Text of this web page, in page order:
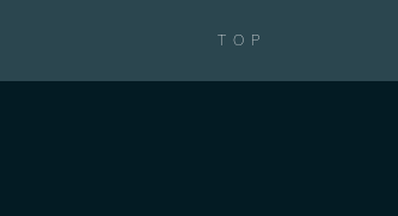
TOP